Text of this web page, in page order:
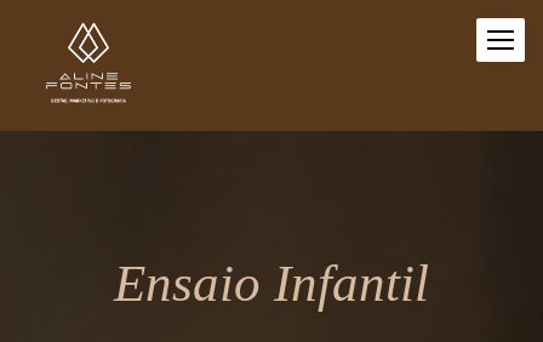
Ensaio Infantil